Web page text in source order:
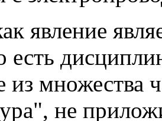
явление
есть
из множества
не